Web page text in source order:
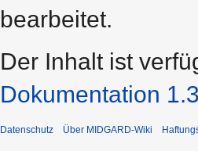
bearbeitet.
Der Inhalt ist
Dokumentation
Datenschutz Über MIDGARD-Wiki